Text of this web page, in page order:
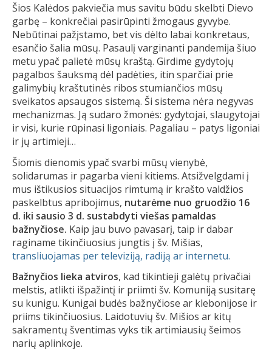
Šios Kalėdos pakviečia mus savitu būdu skelbti Dievo
garbę – konkrečiai pasirūpinti žmogaus gyvybe.
Nebūtinai pažįstamo, bet vis dėlto labai konkretaus,
esančio šalia mūsų. Pasaulį varginanti pandemija šiuo
metu ypač palietė mūsų kraštą. Girdime gydytojų
pagalbos šauksmą dėl padėties, itin sparčiai prie
galimybių kraštutinės ribos stumiančios mūsų
sveikatos apsaugos sistemą. Ši sistema nėra negyvas
mechanizmas. Ją sudaro žmonės: gydytojai, slaugytojai
ir visi, kurie rūpinasi ligoniais. Pagaliau – patys ligoniai
ir jų artimieji…
Šiomis dienomis ypač svarbi mūsų vienybė,
solidarumas ir pagarba vieni kitiems. Atsižvelgdami į
mus ištikusios situacijos rimtumą ir krašto valdžios
paskelbtus apribojimus, nutarėme nuo gruodžio 16
d. iki sausio 3 d. sustabdyti viešas pamaldas
bažnyčiose. Kaip jau buvo pavasarį, taip ir dabar
raginame tikinčiuosius jungtis į šv. Mišias,
transliuojamas per televiziją, radiją ar internetu.
Bažnyčios lieka atviros, kad tikintieji galėtų privačiai
melstis, atlikti išpažintį ir priimti šv. Komuniją susitarę
su kunigu. Kunigai budės bažnyčiose ar klebonijose ir
priims tikinčiuosius. Laidotuvių šv. Mišios ar kitų
sakramentų šventimas vyks tik artimiausių šeimos
narių aplinkoje.